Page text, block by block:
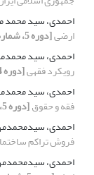
احمدی، سید محمد
ارضی[دوره 5، شماره 5 ( 1402)، 1402]
احمدی، سید
رویکرد فقهی[دوره 4، شماره 2، 1401، صفحه 165-180]
احمدی، سید
فقه و حقوق[دوره 5، شماره 2، 1402، صفحه 107-126]
احمدی،
فروش تراکم
احمدی،